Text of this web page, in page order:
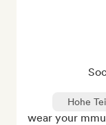
Hohe
wear your